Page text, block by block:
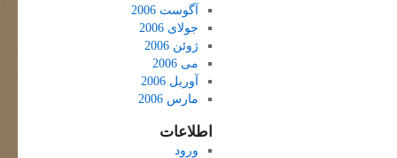
آگوست 2006
جولای 2006
ژوئن 2006
می 2006
آوریل 2006
مارس 2006
اطلاعات
ورود